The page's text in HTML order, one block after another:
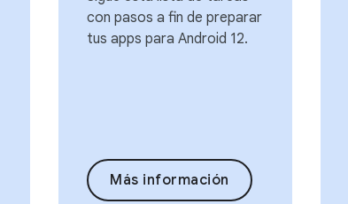
con pasos a fin de preparar
tus apps para Android 12.
Más información